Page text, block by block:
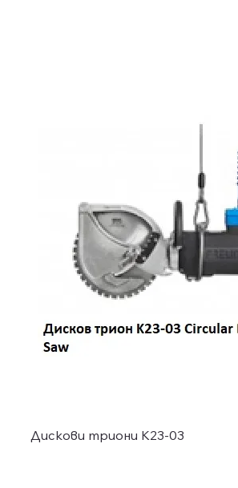
Дискови триони K23-03